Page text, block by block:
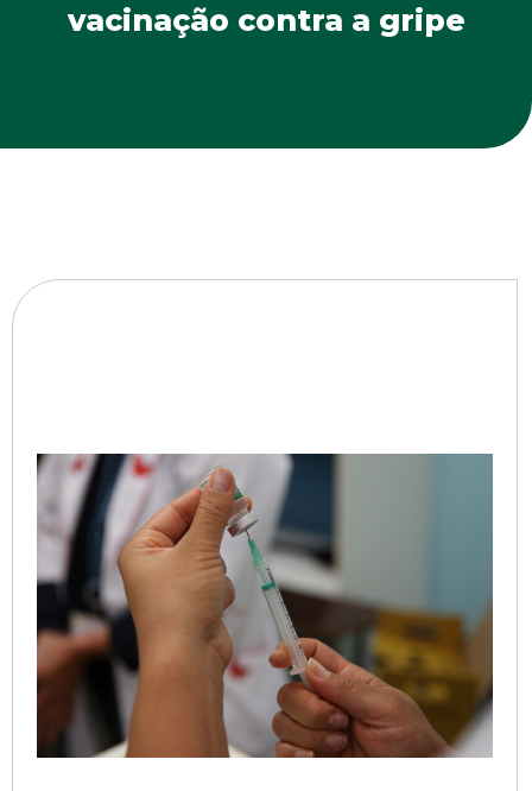
vacinação contra a gripe